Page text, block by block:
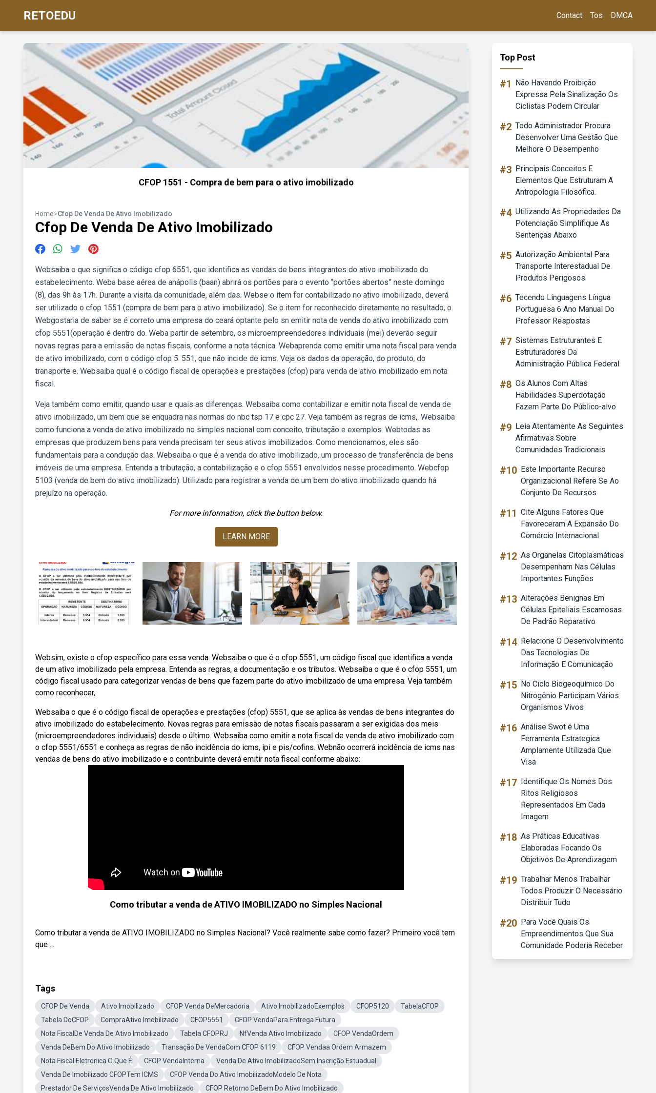
RETOEDU Contact Tos DMCA
CFOP 1551 - Compra de bem para o ativo imobilizado
Home>Cfop De Venda De Ativo Imobilizado
Cfop De Venda De Ativo Imobilizado
Websaiba o que significa o código cfop 6551, que identifica as vendas de bens integrantes do ativo imobilizado do
estabelecimento. Weba base aérea de anápolis (baan) abrirá os portões para o evento “portões abertos” neste domingo
(8), das 9h às 17h. Durante a visita da comunidade, além das. Webse o item for contabilizado no ativo imobilizado, deverá
ser utilizado o cfop 1551 (compra de bem para o ativo imobilizado). Se o item for reconhecido diretamente no resultado, o.
Webgostaria de saber se é correto uma empresa do ceará optante pelo sn emitir nota de venda do ativo imobilizado com
cfop 5551(operação é dentro do. Weba partir de setembro, os microempreendedores individuais (mei) deverão seguir
novas regras para a emissão de notas fiscais, conforme a nota técnica. Webaprenda como emitir uma nota fiscal para venda
de ativo imobilizado, com o código cfop 5. 551, que não incide de icms. Veja os dados da operação, do produto, do
transporte e. Websaiba qual é o código fiscal de operações e prestações (cfop) para venda de ativo imobilizado em nota
fiscal.
Veja também como emitir, quando usar e quais as diferenças. Websaiba como contabilizar e emitir nota fiscal de venda de
ativo imobilizado, um bem que se enquadra nas normas do nbc tsp 17 e cpc 27. Veja também as regras de icms,. Websaiba
como funciona a venda de ativo imobilizado no simples nacional com conceito, tributação e exemplos. Webtodas as
empresas que produzem bens para venda precisam ter seus ativos imobilizados. Como mencionamos, eles são
fundamentais para a condução das. Websaiba o que é a venda do ativo imobilizado, um processo de transferência de bens
imóveis de uma empresa. Entenda a tributação, a contabilização e o cfop 5551 envolvidos nesse procedimento. Webcfop
5103 (venda de bem do ativo imobilizado): Utilizado para registrar a venda de um bem do ativo imobilizado quando há
prejuízo na operação.
For more information, click the button below.
LEARN MORE
Websim, existe o cfop específico para essa venda: Websaiba o que é o cfop 5551, um código fiscal que identifica a venda
de um ativo imobilizado pela empresa. Entenda as regras, a documentação e os tributos. Websaiba o que é o cfop 5551, um
código fiscal usado para categorizar vendas de bens que fazem parte do ativo imobilizado de uma empresa. Veja também
como reconhecer,.
Websaiba o que é o código fiscal de operações e prestações (cfop) 5551, que se aplica às vendas de bens integrantes do
ativo imobilizado do estabelecimento. Novas regras para emissão de notas fiscais passaram a ser exigidas dos meis
(microempreendedores individuais) desde o último. Websaiba como emitir a nota fiscal de venda de ativo imobilizado com
o cfop 5551/6551 e conheça as regras de não incidência do icms, ipi e pis/cofins. Webnão ocorrerá incidência de icms nas
vendas de bens do ativo imobilizado e o contribuinte deverá emitir nota fiscal conforme abaixo:
Como tributar a venda de ATIVO IMOBILIZADO no Simples Nacional
Como tributar a venda de ATIVO IMOBILIZADO no Simples Nacional? Você realmente sabe como fazer? Primeiro você tem
que ...
Tags
CFOP De Venda Ativo Imobilizado CFOP Venda DeMercadoria Ativo ImobilizadoExemplos CFOP5120
TabelaCFOP
Tabela DoCFOP
CompraAtivo Imobilizado CFOP5551
CFOP VendaPara Entrega Futura
Nota FiscalDe Venda De Ativo Imobilizado
Tabela CFOPRJ NfVenda Ativo Imobilizado
CFOP VendaOrdem
Venda DeBem Do Ativo Imobilizado
Transação De VendaCom CFOP 6119
CFOP Vendaa Ordem Armazem
Nota Fiscal Eletronica O Que É
CFOP VendaInterna
Venda De Ativo ImobilizadoSem Inscrição Estuadual
Venda De Imobilizado CFOPTem ICMS
CFOP Venda Do Ativo ImobilizadoModelo De Nota
Prestador De ServiçosVenda De Ativo Imobilizado
CFOP Retorno DeBem Do Ativo Imobilizado
Top Post
#1
Não Havendo Proibição
Expressa Pela Sinalização Os
Ciclistas Podem Circular
#2 Todo Administrador Procura
Desenvolver Uma Gestão Que
Melhore O Desempenho
#3 Principais Conceitos E
Elementos Que Estruturam A
Antropologia Filosófica.
#4 Utilizando As Propriedades Da
Potenciação Simplifique As
Sentenças Abaixo
#5 Autorização Ambiental Para
Transporte Interestadual De
Produtos Perigosos
#6 Tecendo Linguagens Língua
Portuguesa 6 Ano Manual Do
Professor Respostas
#7 Sistemas Estruturantes E
Estruturadores Da
Administração Pública Federal
#8 Os Alunos Com Altas
Habilidades Superdotação
Fazem Parte Do Público-alvo
#9 Leia Atentamente As Seguintes
Afirmativas Sobre
Comunidades Tradicionais
#10 Este Importante Recurso
Organizacional Refere Se Ao
Conjunto De Recursos
#11 Cite Alguns Fatores Que
Favoreceram A Expansão Do
Comércio Internacional
#12 As Organelas Citoplasmáticas
Desempenham Nas Células
Importantes Funções
#13 Alterações Benignas Em
Células Epiteliais Escamosas
De Padrão Reparativo
#14 Relacione O Desenvolvimento
Das Tecnologias De
Informação E Comunicação
#15 No Ciclo Biogeoquímico Do
Nitrogênio Participam Vários
Organismos Vivos
#16 Análise Swot é Uma
Ferramenta Estrategica
Amplamente Utilizada Que
Visa
#17 Identifique Os Nomes Dos
Ritos Religiosos
Representados Em Cada
Imagem
#18 As Práticas Educativas
Elaboradas Focando Os
Objetivos De Aprendizagem
#19 Trabalhar Menos Trabalhar
Todos Produzir O Necessário
Distribuir Tudo
#20 Para Você Quais Os
Empreendimentos Que Sua
Comunidade Poderia Receber